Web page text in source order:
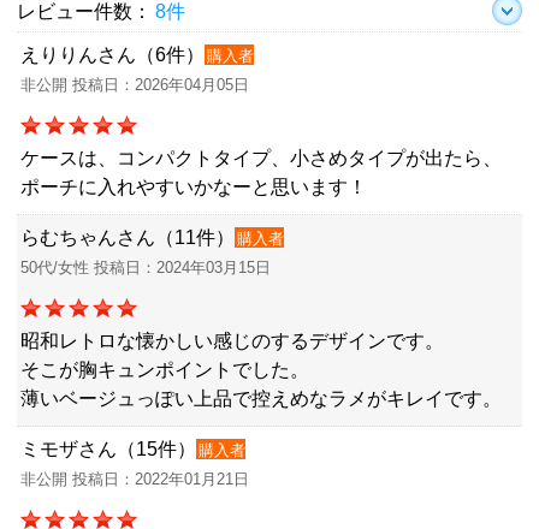
レビュー件数： 8件
えりりんさん（6件）
購入者
非公開 投稿日：2026年04月05日
ケースは、コンパクトタイプ、小さめタイプが出たら、
ポーチに入れやすいかなーと思います！
らむちゃんさん（11件）
購入者
50代/女性 投稿日：2024年03月15日
昭和レトロな懐かしい感じのするデザインです。
そこが胸キュンポイントでした。
薄いベージュっぽい上品で控えめなラメがキレイです。
ミモザさん（15件）
購入者
非公開 投稿日：2022年01月21日